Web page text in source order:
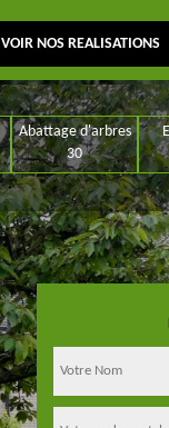
VOIR NOS REALISATIONS
Abattage d'arbres
30